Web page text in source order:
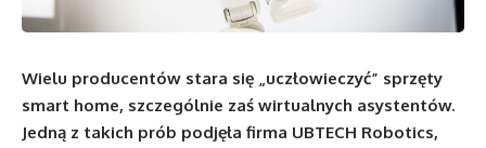
Wielu producentów stara się „uczłowieczyć” sprzęty
smart home, szczególnie zaś wirtualnych asystentów.
Jedną z takich prób podjęła firma UBTECH Robotics,